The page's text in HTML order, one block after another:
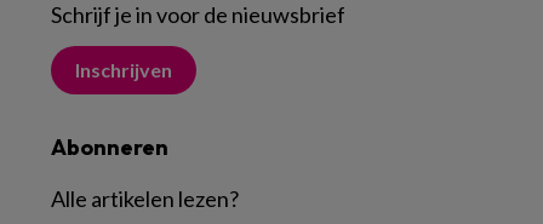
Schrijf je in voor de nieuwsbrief
Inschrijven
Abonneren
Alle artikelen lezen?